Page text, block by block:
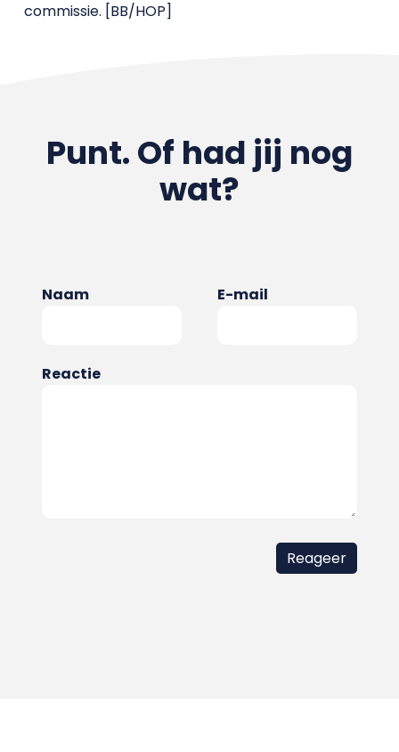
commissie. [BB/HOP]
Punt. Of had jij nog
wat?
Naam E-mail
Reactie